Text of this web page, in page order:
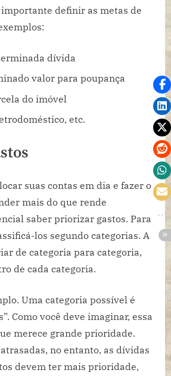
definir as metas de
dívida
valor para poupança
do imóvel
etc.
suas contas em dia e fazer o
mais do que rende
saber priorizar gastos. Para
los segundo categorias. A
de categoria para categoria,
de cada categoria.
Uma categoria possível é
Como você deve imaginar, essa
merece grande prioridade.
no entanto, as dívidas
devem ter mais prioridade,